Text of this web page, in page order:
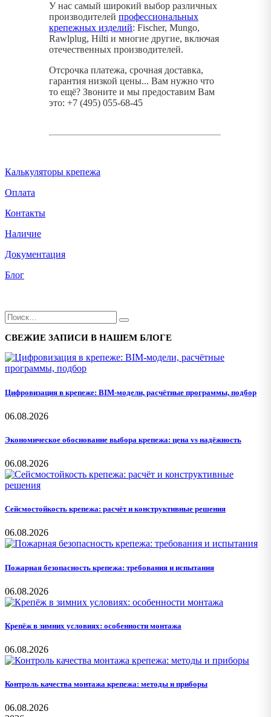
У нас самый широкий выбор различных
производителей профессиональных
крепежных изделий: Fischer, Mungo,
Rawlplug, Hilti и многие другие, включая
отечественных производителей.
Отсрочка платежа, срочная доставка,
гарантия низкой цены... Вам нужно что
то ещё? Звоните и мы предоставим Вам
это: +7 (495) 055-68-45
Калькуляторы крепежа
Оплата
Контакты
Наличие
Документация
Блог
СВЕЖИЕ ЗАПИСИ В НАШЕМ БЛОГЕ
Цифровизация в крепеже: BIM-модели, расчётные программы, подбор
06.08.2026
Экономическое обоснование выбора крепежа: цена vs надёжность
06.08.2026
Сейсмостойкость крепежа: расчёт и конструктивные решения
06.08.2026
Пожарная безопасность крепежа: требования и испытания
06.08.2026
Крепёж в зимних условиях: особенности монтажа
06.08.2026
Контроль качества монтажа крепежа: методы и приборы
06.08.2026